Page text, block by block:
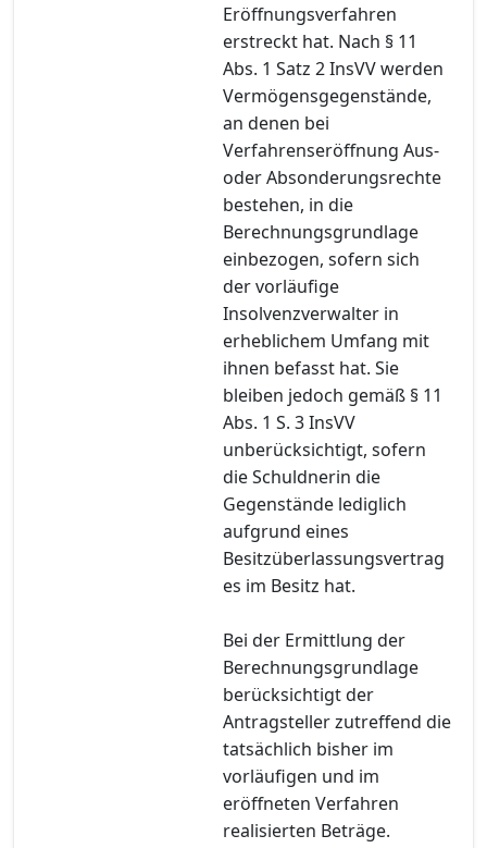
Eröffnungsverfahren
erstreckt hat. Nach § 11
Abs. 1 Satz 2 InsVV werden
Vermögensgegenstände,
an denen bei
Verfahrenseröffnung Aus-
oder Absonderungsrechte
bestehen, in die
Berechnungsgrundlage
einbezogen, sofern sich
der vorläufige
Insolvenzverwalter in
erheblichem Umfang mit
ihnen befasst hat. Sie
bleiben jedoch gemäß § 11
Abs. 1 S. 3 InsVV
unberücksichtigt, sofern
die Schuldnerin die
Gegenstände lediglich
aufgrund eines
Besitzüberlassungsvertrag
es im Besitz hat.
Bei der Ermittlung der
Berechnungsgrundlage
berücksichtigt der
Antragsteller zutreffend die
tatsächlich bisher im
vorläufigen und im
eröffneten Verfahren
realisierten Beträge.